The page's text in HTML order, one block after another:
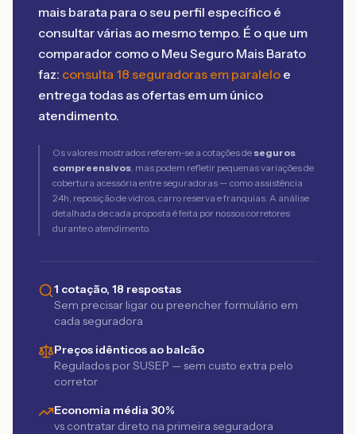
mais barata para o seu perfil específico é
consultar várias ao mesmo tempo. É o que um
comparador como o Meu Seguro Mais Barato
faz: consulta 18 seguradoras em paralelo e
entrega todas as ofertas em um único
atendimento.
Os valores mostrados referem-se a cotações de seguros
compreensivos, mas podem refletir pequenas variações de
cobertura acessória entre seguradoras — como assistência
24h, reposição de vidros, carro reserva e franquias. A análise
detalhada de cada proposta é feita por nossos corretores
durante o atendimento.
1 cotação, 18 respostas
Sem precisar ligar ou preencher formulário em
cada seguradora
Preços idênticos ao balcão
Regulados por SUSEP — sem custo extra pelo
corretor
Economia média 30%
vs contratar direto na primeira seguradora